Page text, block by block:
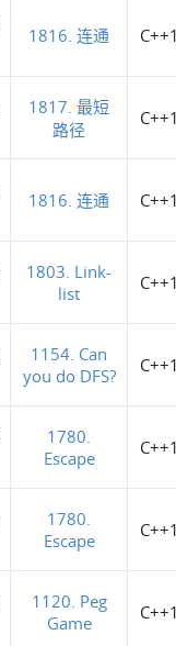
1816. 连通
1817. 最短
路径
1816. 连通
1803. Link-
list
1154. Can
you do DFS?
1780.
Escape
1780.
Escape
1120. Peg
Game